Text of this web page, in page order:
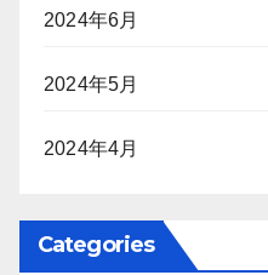
2024年6月
2024年5月
2024年4月
Categories